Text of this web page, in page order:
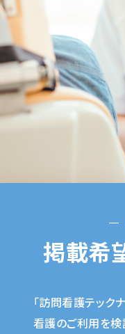
掲載希
「訪問看護テック
看護のご利用を検